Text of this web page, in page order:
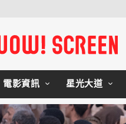
電影資訊 星光大道